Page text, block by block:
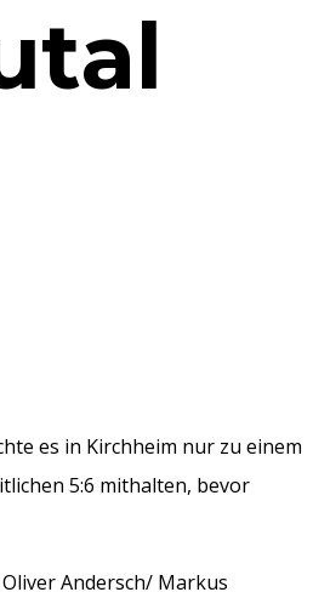
es in Kirchheim nur zu einem
5:6 mithalten, bevor
Andersch/ Markus